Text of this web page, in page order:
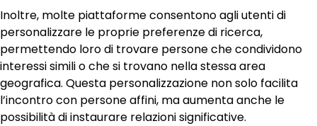
Inoltre, molte piattaforme consentono agli utenti di
personalizzare le proprie preferenze di ricerca,
permettendo loro di trovare persone che condividono
interessi simili o che si trovano nella stessa area
geografica. Questa personalizzazione non solo facilita
l’incontro con persone affini, ma aumenta anche le
possibilità di instaurare relazioni significative.